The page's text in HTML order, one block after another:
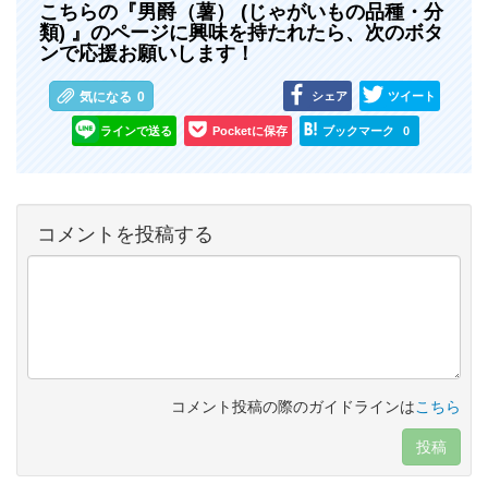
こちらの『男爵（薯） (じゃがいもの品種・分
類) 』のページに興味を持たれたら、次のボタ
ンで応援お願いします！
気になる 0 シェア ツイート
ラインで送る Pocketに保存 ブックマーク 0
コメントを投稿する
コメント投稿の際のガイドラインはこちら
投稿